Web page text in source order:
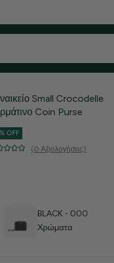
για την υπομονή σας!
Small Crocodelle
Coin Purse
OFF
(0 Αξιολογήσεις)
BLACK - 000
Χρώματα